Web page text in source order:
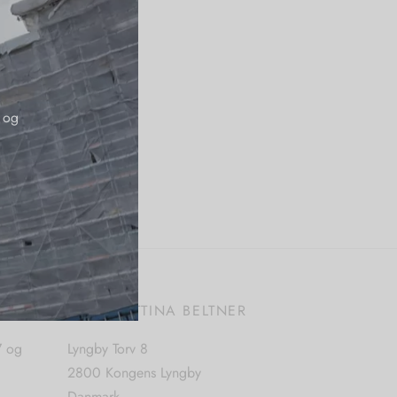
og
BUTIK BETTINA BELTNER
Lyngby Torv 8
2800 Kongens Lyngby